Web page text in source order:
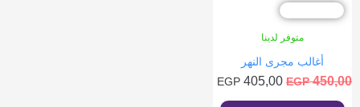
متوفر لدينا
أغالب مجرى النهر
450,00
EGP
405,00
EGP